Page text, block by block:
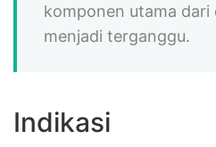
komponen utama dari
menjadi terganggu.
Indikasi